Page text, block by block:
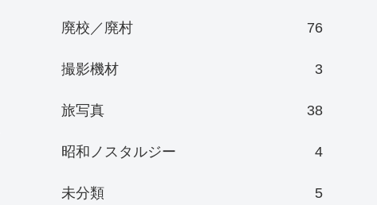
廃校／廃村 76
撮影機材 3
旅写真 38
昭和ノスタルジー 4
未分類 5